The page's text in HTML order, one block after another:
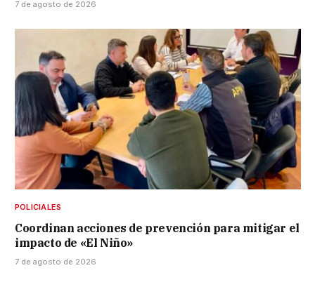
7 de agosto de 2026
POLICIALES
Coordinan acciones de prevención para mitigar el
impacto de «El Niño»
7 de agosto de 2026